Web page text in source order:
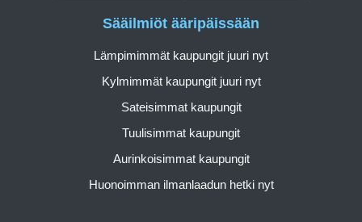
Sääilmiöt ääripäissään
Lämpimimmät kaupungit juuri nyt
Kylmimmät kaupungit juuri nyt
Sateisimmat kaupungit
Tuulisimmat kaupungit
Aurinkoisimmat kaupungit
Huonoimman ilmanlaadun hetki nyt